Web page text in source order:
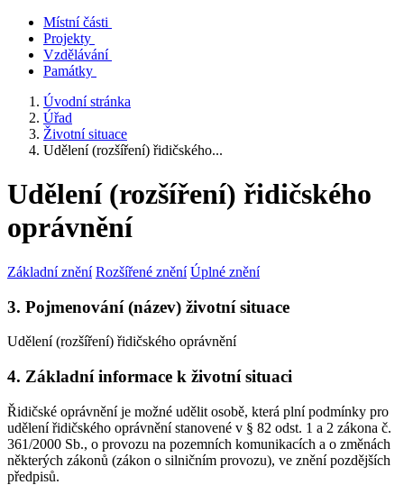
Místní části
Projekty
Vzdělávání
Památky
Úvodní stránka
Úřad
Životní situace
Udělení (rozšíření) řidičského...
Udělení (rozšíření) řidičského
oprávnění
Základní znění Rozšířené znění Úplné znění
3. Pojmenování (název) životní situace
Udělení (rozšíření) řidičského oprávnění
4. Základní informace k životní situaci
Řidičské oprávnění je možné udělit osobě, která plní podmínky pro
udělení řidičského oprávnění stanovené v § 82 odst. 1 a 2 zákona č.
361/2000 Sb., o provozu na pozemních komunikacích a o změnách
některých zákonů (zákon o silničním provozu), ve znění pozdějších
předpisů.